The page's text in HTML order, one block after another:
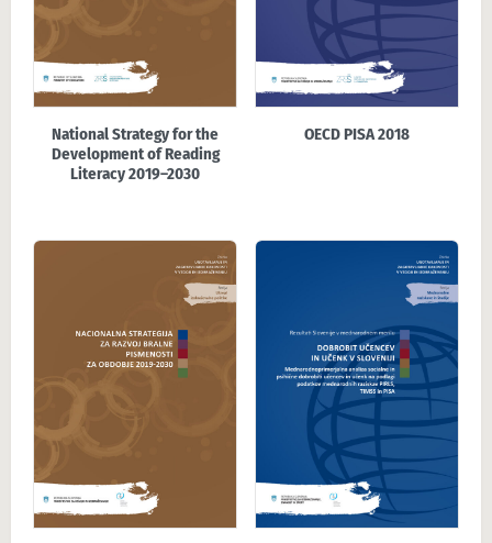
National Strategy for the
Development of Reading
Literacy 2019–2030
OECD PISA 2018